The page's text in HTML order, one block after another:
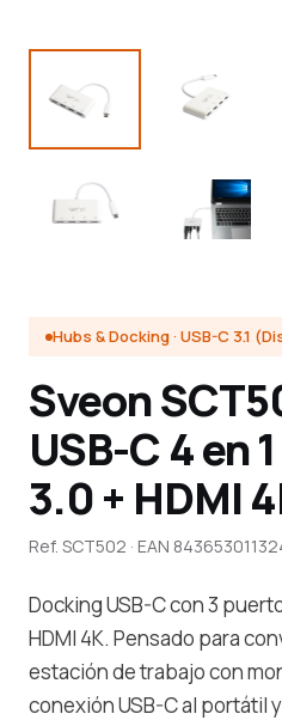
Hubs & Docking · USB-C 3.1
Sveon
USB-C 4 en
3.0 + HDMI
Ref. SCT502 · EAN
Docking USB-C con 3
HDMI 4K. Pensado para
estación de trabajo con
conexión USB-C al portátil